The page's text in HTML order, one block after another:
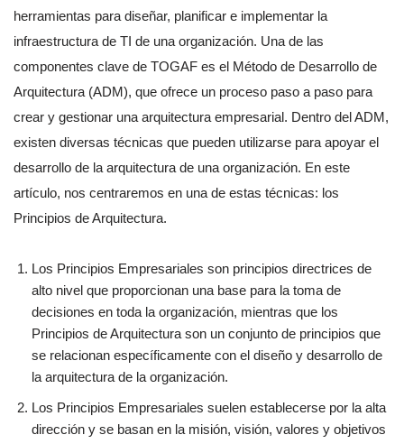
herramientas para diseñar, planificar e implementar la
infraestructura de TI de una organización. Una de las
componentes clave de TOGAF es el Método de Desarrollo de
Arquitectura (ADM), que ofrece un proceso paso a paso para
crear y gestionar una arquitectura empresarial. Dentro del ADM,
existen diversas técnicas que pueden utilizarse para apoyar el
desarrollo de la arquitectura de una organización. En este
artículo, nos centraremos en una de estas técnicas: los
Principios de Arquitectura.
Los Principios Empresariales son principios directrices de
alto nivel que proporcionan una base para la toma de
decisiones en toda la organización, mientras que los
Principios de Arquitectura son un conjunto de principios que
se relacionan específicamente con el diseño y desarrollo de
la arquitectura de la organización.
Los Principios Empresariales suelen establecerse por la alta
dirección y se basan en la misión, visión, valores y objetivos